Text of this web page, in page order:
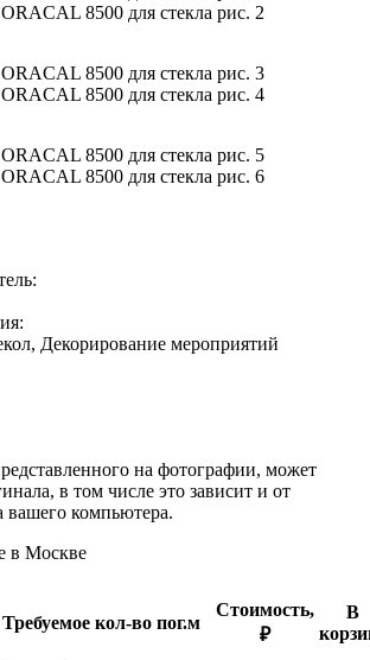
Декорирование мероприятий
на фотографии, может
в том числе это зависит и от
вашего компьютера.
в Москве
Требуемое кол-во пог.м
Стоимость,
₽
В